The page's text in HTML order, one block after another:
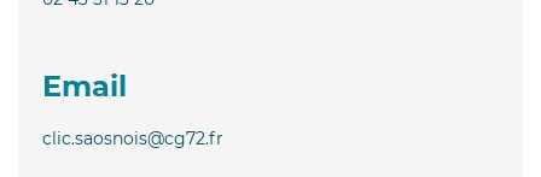
Email
clic.saosnois@cg72.fr